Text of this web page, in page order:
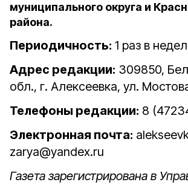
муниципального округа и
района.
Периодичность: 1 раз в
Адрес редакции: 309850,
обл., г. Алексеевка, ул.
Телефоны редакции: 8
Электронная почта:
zarya@yandex.ru
Газета зарегистрирована в